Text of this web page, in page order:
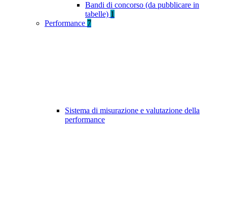
Bandi di concorso (da pubblicare in
tabelle) 1
Performance 7
Sistema di misurazione e valutazione della
performance